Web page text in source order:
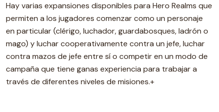
Hay varias expansiones disponibles para Hero Realms que
permiten a los jugadores comenzar como un personaje
en particular (clérigo, luchador, guardabosques, ladrón o
mago) y luchar cooperativamente contra un jefe, luchar
contra mazos de jefe entre sí o competir en un modo de
campaña que tiene ganas experiencia para trabajar a
través de diferentes niveles de misiones.+